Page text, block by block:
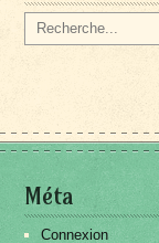
Méta
Connexion